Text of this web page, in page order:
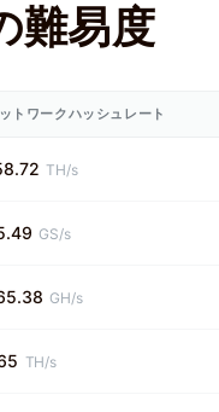
難易度
トワークハッシュレート
TH/s
GS/s
GH/s
TH/s